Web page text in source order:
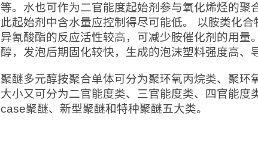
等。水也可作为二官能度起始剂参与氧化烯烃的聚
此起始剂中含水量应控制得尽可能低。 以胺类化
异氰酸酯的反应活性较高，可减少胺催化剂的用
醇，发泡后期固化较快，生成的泡沫塑料强度高、
聚醚多元醇按聚合单体可分为聚环氧丙烷类、聚
大小又可分为二官能度类、三官能度类、四官能度
case聚醚、新型聚醚和特种聚醚五大类。